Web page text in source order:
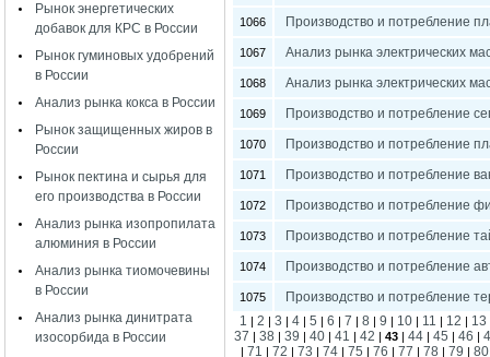
Рынок энергетических
добавок для КРС в России
Рынок гуминовых удобрений
в России
Анализ рынка кокса в России
Рынок защищенных жиров в
России
Рынок пектина и сырья для
его производства в России
Анализ рынка изопропилата
алюминия в России
Анализ рынка тиомочевины
в России
Анализ рынка динитрата
изосорбида в России
1066 Производство и потребление
1067 Анализ рынка электрических
1068 Анализ рынка электрических
1069 Производство и потребление
1070 Производство и потребление
1071 Производство и потребление
1072 Производство и потребление
1073 Производство и потребление
1074 Производство и потребление
1075
Производство и потребление
1 |2 |3 |4 |5 |6 |7 |8 |9 | 10 | 11 | 12 | 13
37 |38 |39 |40 |41 |42 |43 |44 |45 |46 |
| 71 | 72 | 73 | 74 | 75 | 76 | 77 | 78 | 79 | 80